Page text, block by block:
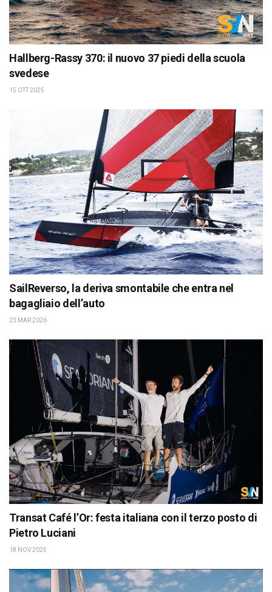
Hallberg-Rassy 370: il nuovo 37 piedi della scuola
svedese
15 OTT 2025
SailReverso, la deriva smontabile che entra nel
bagagliaio dell’auto
23 MAR 2026
Transat Café l’Or: festa italiana con il terzo posto di
Pietro Luciani
18 NOV 2025